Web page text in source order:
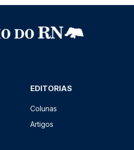
EDITORIAS
Colunas
Artigos